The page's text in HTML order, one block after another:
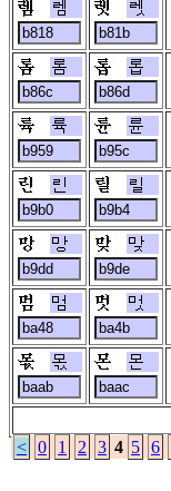
렘 렛
롬 롭
륙 륜
린 릴
망 맞
멈 멋
몫 몬
< 0 1 2 3 4 5 6